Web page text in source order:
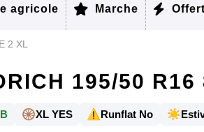
agricole Marche
2 XL
195/50
B 🛞XL YES ⚠️Runflat No ☀️